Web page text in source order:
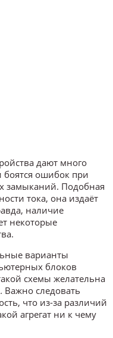
дают много
боятся ошибок при
замыканий. Подобная
тока, она издаёт
наличие
некоторые
варианты
блоков
схемы желательна
Важно следовать
что из-за различий
агрегат ни к чему